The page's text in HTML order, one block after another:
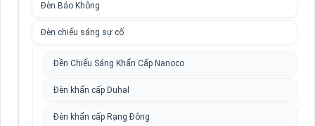
Đèn Báo Không
Đèn chiếu sáng sự cố
Đền Chiếu Sáng Khẩn Cấp Nanoco
Đèn khẩn cấp Duhal
Đèn khẩn cấp Rạng Đông